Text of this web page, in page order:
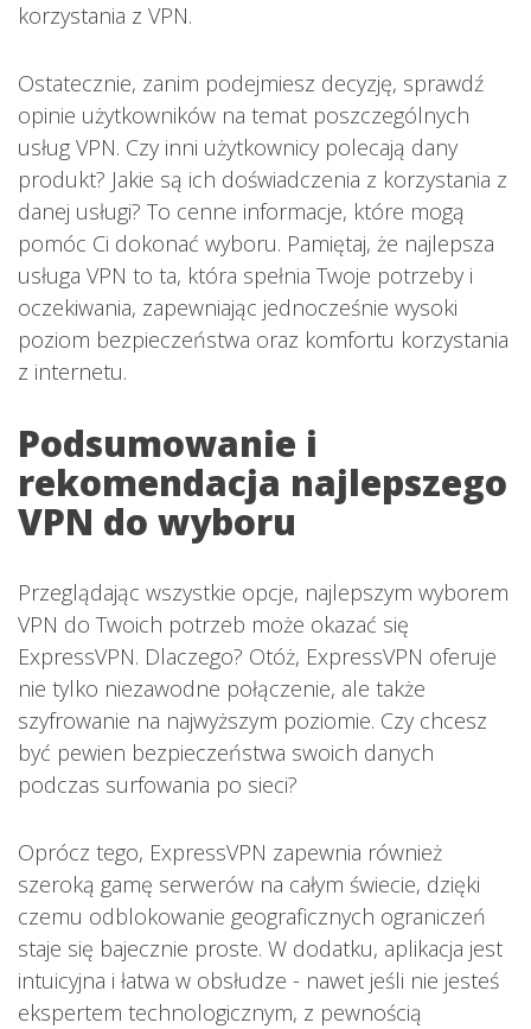
korzystania z VPN.
Ostatecznie, zanim podejmiesz decyzję, sprawdź
opinie użytkowników na temat poszczególnych
usług VPN. Czy inni użytkownicy polecają dany
produkt? Jakie są ich doświadczenia z korzystania z
danej usługi? To cenne informacje, które mogą
pomóc Ci dokonać wyboru. Pamiętaj, że najlepsza
usługa VPN to ta, która spełnia Twoje potrzeby i
oczekiwania, zapewniając jednocześnie wysoki
poziom bezpieczeństwa oraz komfortu korzystania
z internetu.
Podsumowanie i
rekomendacja najlepszego
VPN do wyboru
Przeglądając wszystkie opcje, najlepszym wyborem
VPN do Twoich potrzeb może okazać się
ExpressVPN. Dlaczego? Otóż, ExpressVPN oferuje
nie tylko niezawodne połączenie, ale także
szyfrowanie na najwyższym poziomie. Czy chcesz
być pewien bezpieczeństwa swoich danych
podczas surfowania po sieci?
Oprócz tego, ExpressVPN zapewnia również
szeroką gamę serwerów na całym świecie, dzięki
czemu odblokowanie geograficznych ograniczeń
staje się bajecznie proste. W dodatku, aplikacja jest
intuicyjna i łatwa w obsłudze - nawet jeśli nie jesteś
ekspertem technologicznym, z pewnością